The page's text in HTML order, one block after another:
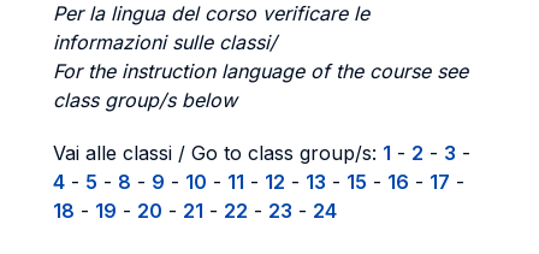
Per la lingua del corso verificare le
informazioni sulle classi/
For the instruction language of the course see
class group/s below
Vai alle classi / Go to class group/s: 1 - 2 - 3 -
4 - 5 - 8 - 9 - 10 - 11 - 12 - 13 - 15 - 16 - 17 -
18 - 19 - 20 - 21 - 22 - 23 - 24